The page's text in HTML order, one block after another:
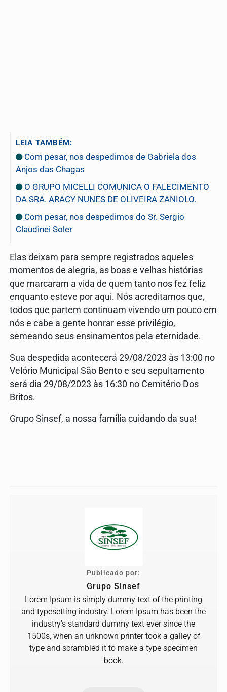
LEIA TAMBÉM:
Com pesar, nos despedimos de Gabriela dos
Anjos das Chagas
O GRUPO MICELLI COMUNICA O FALECIMENTO
DA SRA. ARACY NUNES DE OLIVEIRA ZANIOLO.
Com pesar, nos despedimos do Sr. Sergio
Claudinei Soler
Elas deixam para sempre registrados aqueles
momentos de alegria, as boas e velhas histórias
que marcaram a vida de quem tanto nos fez feliz
enquanto esteve por aqui. Nós acreditamos que,
todos que partem continuam vivendo um pouco em
nós e cabe a gente honrar esse privilégio,
semeando seus ensinamentos pela eternidade.
Sua despedida acontecerá 29/08/2023 às 13:00 no
Velório Municipal São Bento e seu sepultamento
será dia 29/08/2023 às 16:30 no Cemitério Dos
Britos.
Grupo Sinsef, a nossa família cuidando da sua!
Publicado por:
Grupo Sinsef
Lorem Ipsum is simply dummy text of the printing
and typesetting industry. Lorem Ipsum has been the
industry's standard dummy text ever since the
1500s, when an unknown printer took a galley of
type and scrambled it to make a type specimen
book.